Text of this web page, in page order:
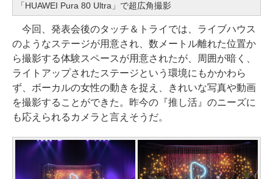
「HUAWEI Pura 80 Ultra」で超広角撮影
今回、発表会後のタッチ＆トライでは、ライブハウス
のようなステージが用意され、数メートル離れた位置か
ら撮影する体験スペースが用意されたが、周囲が暗く、
ライトアップされたステージという環境にもかかわら
ず、ボーカルの女性の動きを捉え、きれいな写真や動画
を撮影することができた。昨今の『推し活』のニーズに
も応えられるカメラと言えそうだ。